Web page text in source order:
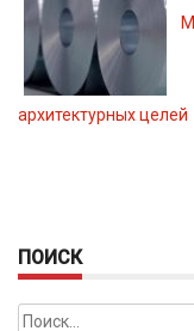
архитектурных целей
ПОИСК
Найти: